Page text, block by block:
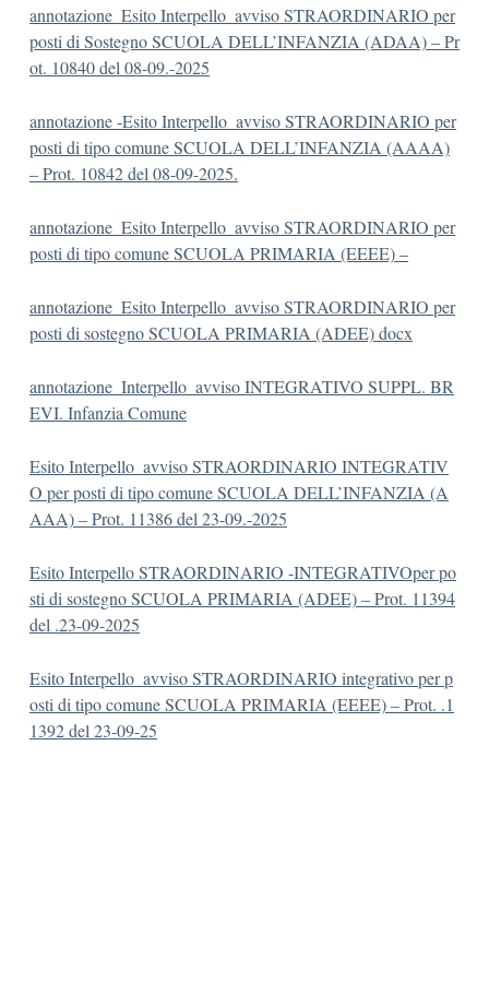
annotazione_Esito Interpello_avviso STRAORDINARIO per
posti di Sostegno SCUOLA DELL’INFANZIA (ADAA) – Pr
ot. 10840 del 08-09.-2025
annotazione -Esito Interpello_avviso STRAORDINARIO per
posti di tipo comune SCUOLA DELL’INFANZIA (AAAA)
– Prot. 10842 del 08-09-2025.
annotazione_Esito Interpello_avviso STRAORDINARIO per
posti di tipo comune SCUOLA PRIMARIA (EEEE) –
annotazione_Esito Interpello_avviso STRAORDINARIO per
posti di sostegno SCUOLA PRIMARIA (ADEE) docx
annotazione_Interpello_avviso INTEGRATIVO SUPPL. BR
EVI. Infanzia Comune
Esito Interpello_avviso STRAORDINARIO INTEGRATIV
O per posti di tipo comune SCUOLA DELL’INFANZIA (A
AAA) – Prot. 11386 del 23-09.-2025
Esito Interpello STRAORDINARIO -INTEGRATIVOper po
sti di sostegno SCUOLA PRIMARIA (ADEE) – Prot. 11394
del .23-09-2025
Esito Interpello_avviso STRAORDINARIO integrativo per p
osti di tipo comune SCUOLA PRIMARIA (EEEE) – Prot. .1
1392 del 23-09-25